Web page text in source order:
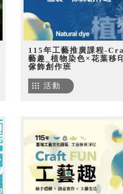
115年工藝推廣課程-
藝趣_植物染色×花葉移
傢飾創作班
活動